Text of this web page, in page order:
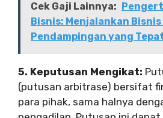
Cek Gaji Lainnya:
Bisnis: Menjalankan
Pendampingan yang
5. Keputusan Mengikat:
(putusan arbitrase) bersifat
para pihak, sama halnya